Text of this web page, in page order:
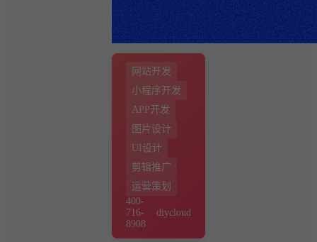
网站开发
小程序开发
APP开发
图片设计
UI设计
剪辑推广
运营策划
400-
716-
8908
diycloud